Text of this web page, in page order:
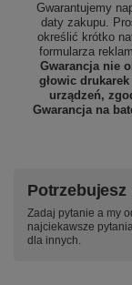
Gwarantujemy
daty zakupu.
określić krótko
formularza
Gwarancja nie
głowic
urządzeń,
Gwarancja na
Zadaj pytanie a my
najciekawsze
dla innych.